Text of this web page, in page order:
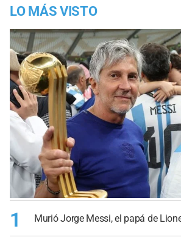
LO MÁS VISTO
1 Murió Jorge Messi, el papá de